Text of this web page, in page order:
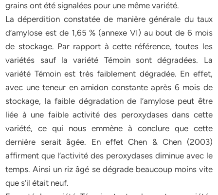
grains ont été signalées pour une même variété.
La déperdition constatée de manière générale du taux
d’amylose est de 1,65 % (annexe VI) au bout de 6 mois
de stockage. Par rapport à cette référence, toutes les
variétés sauf la variété Témoin sont dégradées. La
variété Témoin est très faiblement dégradée. En effet,
avec une teneur en amidon constante après 6 mois de
stockage, la faible dégradation de l’amylose peut être
liée à une faible activité des peroxydases dans cette
variété, ce qui nous emmène à conclure que cette
dernière serait âgée. En effet Chen & Chen (2003)
affirment que l’activité des peroxydases diminue avec le
temps. Ainsi un riz âgé se dégrade beaucoup moins vite
que s’il était neuf.